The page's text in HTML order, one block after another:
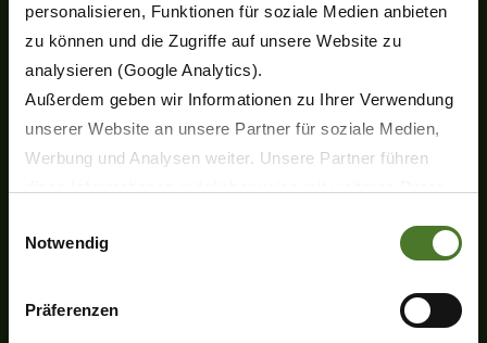
personalisieren, Funktionen für soziale Medien anbieten
zu können und die Zugriffe auf unsere Website zu
analysieren (Google Analytics).
Außerdem geben wir Informationen zu Ihrer Verwendung
unserer Website an unsere Partner für soziale Medien,
Werbung und Analysen weiter. Unsere Partner führen
sie im Rahmen Ihrer Nutzung der Dienste gesammelt
Wir setzen im Rahmen des Trackings auch Dienstleister
Notwendig
Präferenzen
Heinrich-Krone-Straße 10
D-48480 Spelle
Tel.+49 (0) 5977-9350
Fax +49 (0) 5977-935-339
info.ldm@krone.de